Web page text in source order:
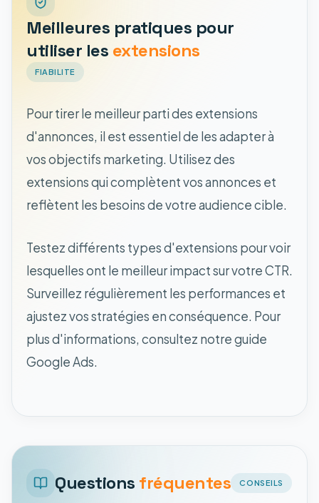
Meilleures pratiques pour
utiliser les extensions
FIABILITE
Pour tirer le meilleur parti des extensions
d'annonces, il est essentiel de les adapter à
vos objectifs marketing. Utilisez des
extensions qui complètent vos annonces et
reflètent les besoins de votre audience cible.
Testez différents types d'extensions pour voir
lesquelles ont le meilleur impact sur votre CTR.
Surveillez régulièrement les performances et
ajustez vos stratégies en conséquence. Pour
plus d'informations, consultez notre guide
Google Ads.
Questions fréquentes CONSEILS